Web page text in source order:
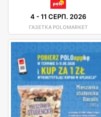
4 -11 СЕРП. 2026
ГАЗЕТКА POLOMARKET